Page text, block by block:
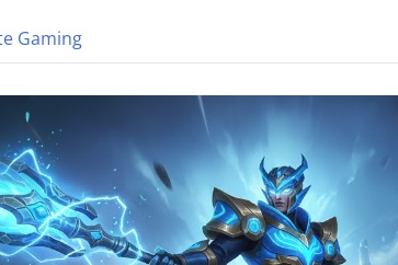
Gaming